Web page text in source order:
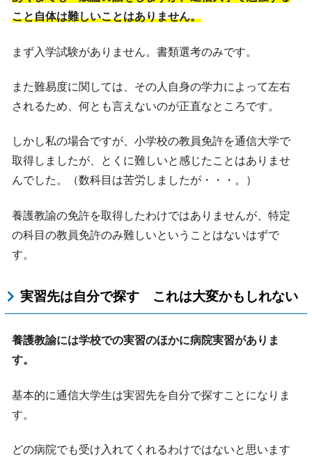
こと自体は難しいことはありません。
まず入学試験がありません。書類選考のみです。
また難易度に関しては、その人自身の学力によって左右
されるため、何とも言えないのが正直なところです。
しかし私の場合ですが、小学校の教員免許を通信大学で
取得しましたが、とくに難しいと感じたことはありませ
んでした。（数科目は苦労しましたが・・・。）
養護教諭の免許を取得したわけではありませんが、特定
の科目の教員免許のみ難しいということはないはずで
す。
実習先は自分で探す これは大変かもしれない
養護教諭には学校での実習のほかに病院実習がありま
す。
基本的に通信大学生は実習先を自分で探すことになりま
す。
どの病院でも受け入れてくれるわけではないと思います